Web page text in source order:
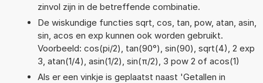
zinvol zijn in de betreffende combinatie.
De wiskundige functies sqrt, cos, tan, pow, atan, asin,
sin, acos en exp kunnen ook worden gebruikt.
Voorbeeld: cos(pi/2), tan(90°), sin(90), sqrt(4), 2 exp
3, atan(1/4), asin(1/2), sin(π/2), 3 pow 2 of acos(1)
Als er een vinkje is geplaatst naast 'Getallen in